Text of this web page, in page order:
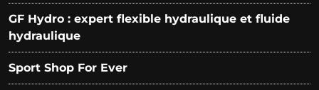
GF Hydro : expert flexible hydraulique et fluide
hydraulique
Sport Shop For Ever